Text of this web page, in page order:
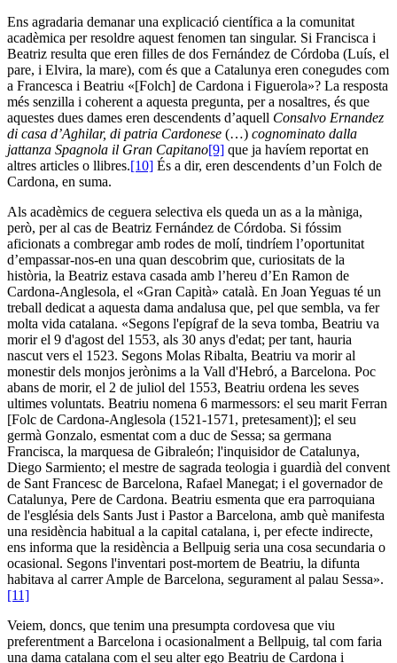
Ens agradaria demanar una explicació científica a la comunitat
acadèmica per resoldre aquest fenomen tan singular. Si Francisca i
Beatriz resulta que eren filles de dos Fernández de Córdoba (Luís, el
pare, i Elvira, la mare), com és que a Catalunya eren conegudes com
a Francesca i Beatriu «[Folch] de Cardona i Figuerola»? La resposta
més senzilla i coherent a aquesta pregunta, per a nosaltres, és que
aquestes dues dames eren descendents d’aquell Consalvo Ernandez
di casa d’Aghilar, di patria Cardonese (…) cognominato dalla
jattanza Spagnola il Gran Capitano[9] que ja havíem reportat en
altres articles o llibres.[10] És a dir, eren descendents d’un Folch de
Cardona, en suma.
Als acadèmics de ceguera selectiva els queda un as a la màniga,
però, per al cas de Beatriz Fernández de Córdoba. Si fóssim
aficionats a combregar amb rodes de molí, tindríem l’oportunitat
d’empassar-nos-en una quan descobrim que, curiositats de la
història, la Beatriz estava casada amb l’hereu d’En Ramon de
Cardona-Anglesola, el «Gran Capità» català. En Joan Yeguas té un
treball dedicat a aquesta dama andalusa que, pel que sembla, va fer
molta vida catalana. «Segons l'epígraf de la seva tomba, Beatriu va
morir el 9 d'agost del 1553, als 30 anys d'edat; per tant, hauria
nascut vers el 1523. Segons Molas Ribalta, Beatriu va morir al
monestir dels monjos jerònims a la Vall d'Hebró, a Barcelona. Poc
abans de morir, el 2 de juliol del 1553, Beatriu ordena les seves
ultimes voluntats. Beatriu nomena 6 marmessors: el seu marit Ferran
[Folc de Cardona-Anglesola (1521-1571, pretesament)]; el seu
germà Gonzalo, esmentat com a duc de Sessa; sa germana
Francisca, la marquesa de Gibraleón; l'inquisidor de Catalunya,
Diego Sarmiento; el mestre de sagrada teologia i guardià del convent
de Sant Francesc de Barcelona, Rafael Manegat; i el governador de
Catalunya, Pere de Cardona. Beatriu esmenta que era parroquiana
de l'església dels Sants Just i Pastor a Barcelona, amb què manifesta
una residència habitual a la capital catalana, i, per efecte indirecte,
ens informa que la residència a Bellpuig seria una cosa secundaria o
ocasional. Segons l'inventari post-mortem de Beatriu, la difunta
habitava al carrer Ample de Barcelona, segurament al palau Sessa».
[11]
Veiem, doncs, que tenim una presumpta cordovesa que viu
preferentment a Barcelona i ocasionalment a Bellpuig, tal com faria
una dama catalana com el seu alter ego Beatriu de Cardona i